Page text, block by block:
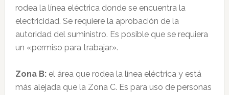
rodea la línea eléctrica donde se encuentra la
electricidad. Se requiere la aprobación de la
autoridad del suministro. Es posible que se requiera
un «permiso para trabajar».
Zona B:el área que rodea la línea eléctrica y está
más alejada que la Zona C. Es para uso de personas